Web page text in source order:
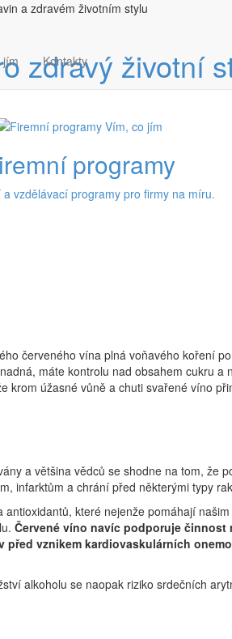
a zdravém životním stylu
jím Kontakty
programy
a vzdělávací programy pro firmy na míru.
červeného vína plná voňavého koření
máte kontrolu nad obsahem cukru a
krom úžasné vůně a chuti svařené víno
a většina vědců se shodne na tom, že
infarktům a chrání před některými typy
které nejenže pomáhají
Červené víno navíc podporuje činnost
vznikem kardiovaskulárních
alkoholu se naopak riziko srdečních